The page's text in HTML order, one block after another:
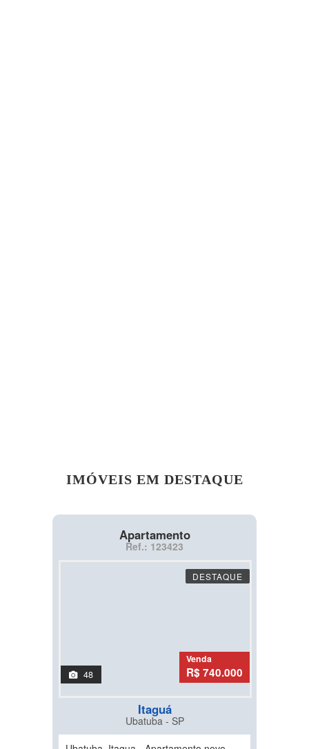
IMÓVEIS EM DESTAQUE
Apartamento
Ref.: 123423
DESTAQUE
48
Venda
R$ 740.000
Itaguá
Ubatuba - SP